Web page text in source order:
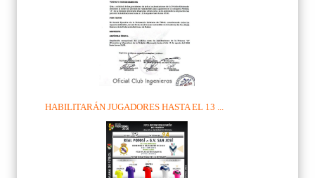
HABILITARÁN JUGADORES HASTA EL 13 ...